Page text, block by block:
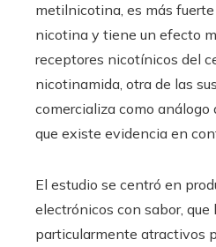
metilnicotina, es más
nicotina y tiene un efecto
receptores nicotínicos del
nicotinamida, otra de las
comercializa como análogo
que existe evidencia en
El estudio se centró en
electrónicos con sabor,
particularmente atractivos